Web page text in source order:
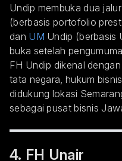
Undip membuka dua
(berbasis portofolio
dan UM Undip (berbasis
buka setelah
FH Undip dikenal
tata negara, hukum
didukung lokasi
sebagai pusat bisnis
4. FH Unair